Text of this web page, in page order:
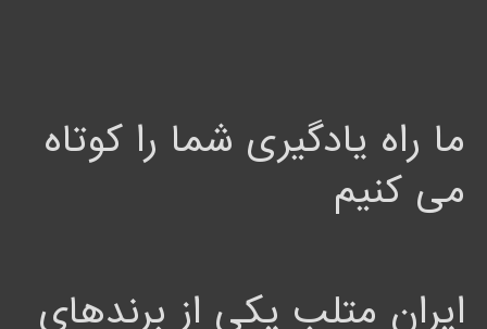
ما راه یادگیری شما را کوتاه
می کنیم
ایران متلب یکی از برندهای